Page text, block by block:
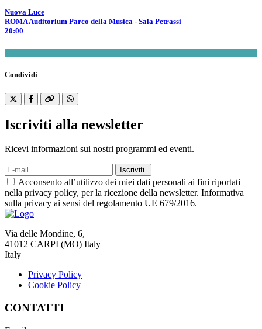
Nuova Luce
ROMA Auditorium Parco della Musica - Sala Petrassi
20:00
Condividi
Iscriviti alla newsletter
Ricevi informazioni sui nostri programmi ed eventi.
Iscriviti
Acconsento all’utilizzo dei miei dati personali ai fini riportati
nella privacy policy, per la ricezione della newsletter. Informativa
sulla privacy ai sensi del regolamento UE 679/2016.
Via delle Mondine, 6,
41012 CARPI (MO) Italy
Italy
Privacy Policy
Cookie Policy
CONTATTI